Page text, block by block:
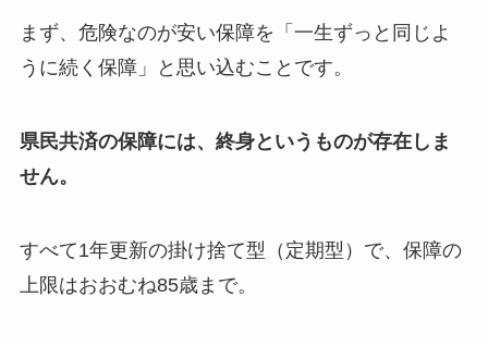
まず、危険なのが安い保障を「一生ずっと同じよ
うに続く保障」と思い込むことです。
県民共済の保障には、終身というものが存在しま
せん。
すべて1年更新の掛け捨て型（定期型）で、保障の
上限はおおむね85歳まで。